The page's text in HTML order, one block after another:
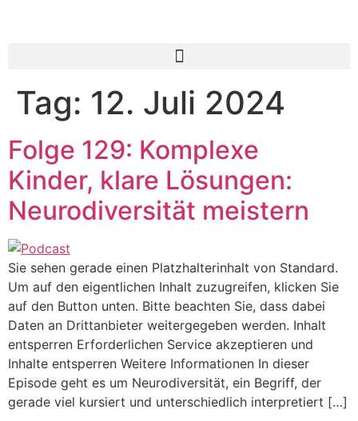
Tag: 12. Juli 2024
Folge 129: Komplexe
Kinder, klare Lösungen:
Neurodiversität meistern
Sie sehen gerade einen Platzhalterinhalt von Standard.
Um auf den eigentlichen Inhalt zuzugreifen, klicken Sie
auf den Button unten. Bitte beachten Sie, dass dabei
Daten an Drittanbieter weitergegeben werden. Inhalt
entsperren Erforderlichen Service akzeptieren und
Inhalte entsperren Weitere Informationen In dieser
Episode geht es um Neurodiversität, ein Begriff, der
gerade viel kursiert und unterschiedlich interpretiert […]